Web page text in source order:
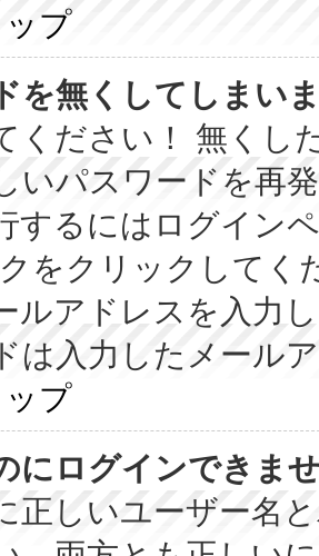
プ
を無くしてしまい
ください！ 無くし
いパスワードを再
するにはログイン
をクリックしてく
ルアドレスを入力
は入力したメール
プ
にログインできま
正しいユーザー名